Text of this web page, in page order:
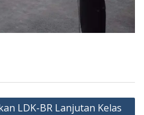
LDK-BR Lanjutan Kelas